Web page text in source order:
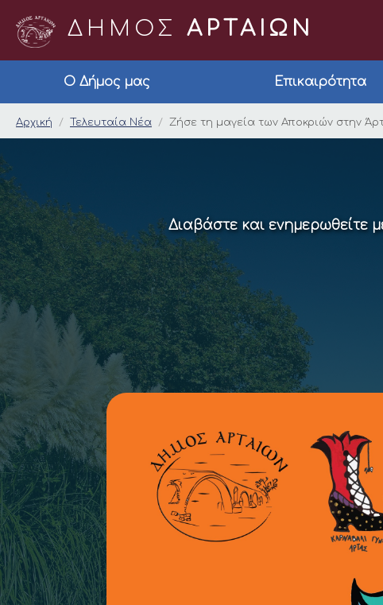
ΔΗΜΟΣ ΑΡΤΑΙΩΝ
Ο Δήμος μας Επικαιρότητα
Ζήσε τη μαγεία των
Αρχική Τελευταία Νέα Ζήσε τη μαγεία των Αποκριών στην
Διαβάστε και ενημερωθείτε